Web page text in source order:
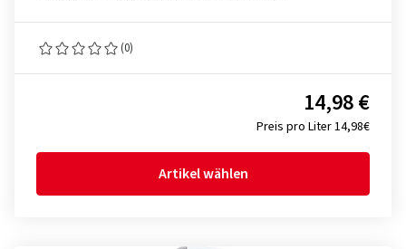
(0)
Preis pro Liter 14,98€
14,98 €
Artikel wählen